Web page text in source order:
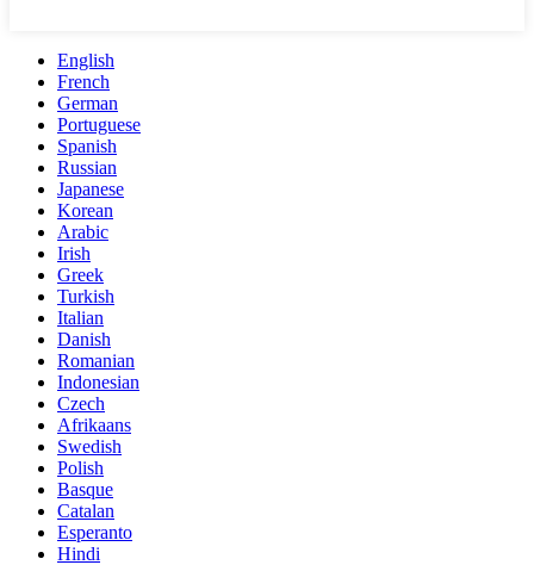
English
French
German
Portuguese
Spanish
Russian
Japanese
Korean
Arabic
Irish
Greek
Turkish
Italian
Danish
Romanian
Indonesian
Czech
Afrikaans
Swedish
Polish
Basque
Catalan
Esperanto
Hindi